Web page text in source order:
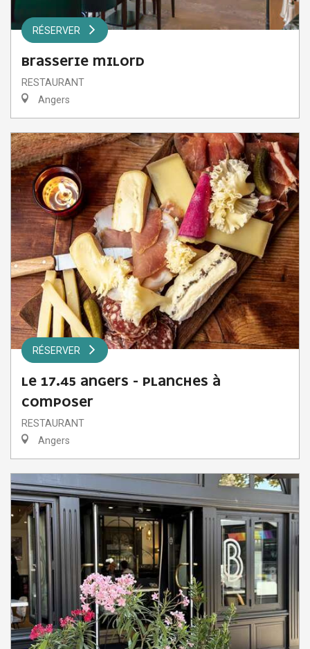
RÉSERVER
BRASSERIE MILORD
RESTAURANT
Angers
RÉSERVER
LE 17.45 ANGERS - PLANCHES À
COMPOSER
RESTAURANT
Angers